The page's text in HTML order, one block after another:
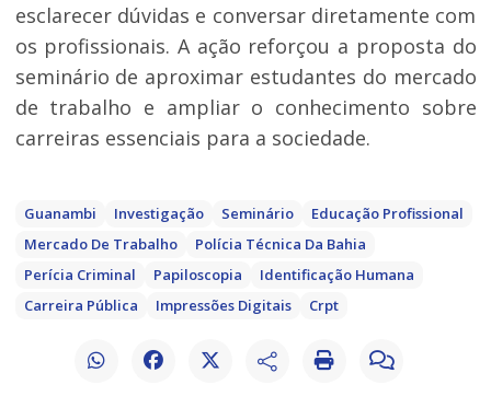
esclarecer dúvidas e conversar diretamente com
os profissionais. A ação reforçou a proposta do
seminário de aproximar estudantes do mercado
de trabalho e ampliar o conhecimento sobre
carreiras essenciais para a sociedade.
Guanambi Investigação Seminário
Educação Profissional
Mercado De Trabalho
Polícia Técnica Da Bahia
Perícia Criminal
Papiloscopia
Identificação Humana
Carreira Pública
Impressões Digitais Crpt